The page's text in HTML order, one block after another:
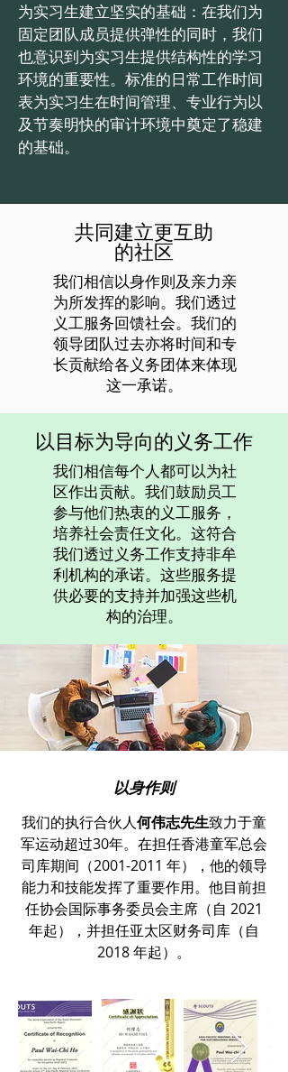
为实习生建立坚实的基础：在我们为
固定团队成员提供弹性的同时，我们
也意识到为实习生提供结构性的学习
环境的重要性。标准的日常工作时间
表为实习生在时间管理、专业行为以
及节奏明快的审计环境中奠定了稳建
的基础。
共同建立更互助
的社区
我们相信以身作则及亲力亲
为所发挥的影响。我们透过
义工服务回馈社会。我们的
领导团队过去亦将时间和专
长贡献给各义务团体来体现
这一承诺。
以目标为导向的义务工作
我们相信每个人都可以为社
区作出贡献。我们鼓励员工
参与他们热衷的义工服务，
培养社会责任文化。这符合
我们透过义务工作支持非牟
利机构的承诺。这些服务提
供必要的支持并加强这些机
构的治理。
以身作则
我们的执行合伙人何伟志先生致力于童
军运动超过30年。在担任香港童军总会
司库期间（2001-2011 年），他的领导
能力和技能发挥了重要作用。他目前担
任协会国际事务委员会主席（自 2021
年起），并担任亚太区财务司库（自
2018 年起）。